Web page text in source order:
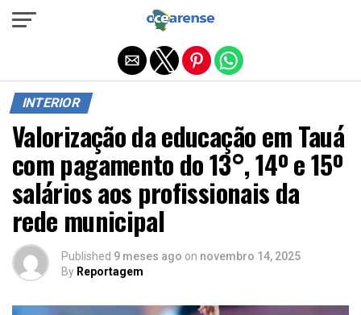
INTERIOR
Valorização da educação em Tauá
com pagamento do 13°, 14º e 15º
salários aos profissionais da
rede municipal
Published 9 meses ago on novembro 14, 2025
By Reportagem
Sair da versão mobile